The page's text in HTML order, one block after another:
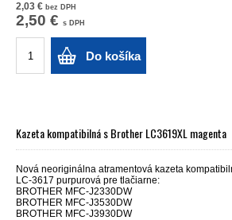
2,03 € bez DPH
2,50 € s DPH
Do košíka
Kazeta kompatibilná s Brother LC3619XL magenta
Nová neoriginálna atramentová kazeta
LC-3617 purpurová pre tlačiarne:
BROTHER MFC-J2330DW
BROTHER MFC-J3530DW
BROTHER MFC-J3930DW